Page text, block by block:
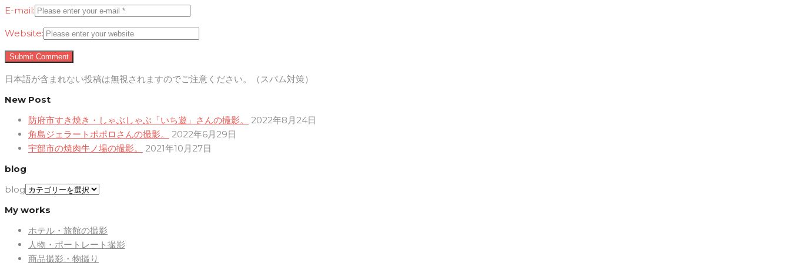
E-mail:
Website:
日本語が含まれない投稿は無視されますのでご注意ください。（スパム対策）
New Post
防府市すき焼き・しゃぶしゃぶ「いち遊」さんの撮影。
2022年8月24日
角島ジェラートポポロさんの撮影。
2022年6月29日
宇部市の焼肉牛ノ場の撮影。
2021年10月27日
blog
blog
My works
ホテル・旅館の撮影
人物・ポートレート撮影
商品撮影・物撮り